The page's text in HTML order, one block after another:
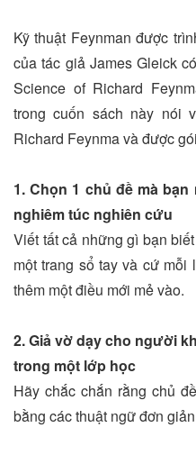
Kỹ thuật Feynman được
của tác giả James Gleick
Science of Richard
trong cuốn sách này nói
Richard Feynma và được
1. Chọn 1 chủ đề mà
nghiêm túc nghiên cứu
Viết tất cả những gì bạn
một trang sổ tay và cứ
thêm một điều mới mẻ vào.
2. Giả vờ dạy cho người
trong một lớp học
Hãy chắc chắn rằng chủ
bằng các thuật ngữ đơn